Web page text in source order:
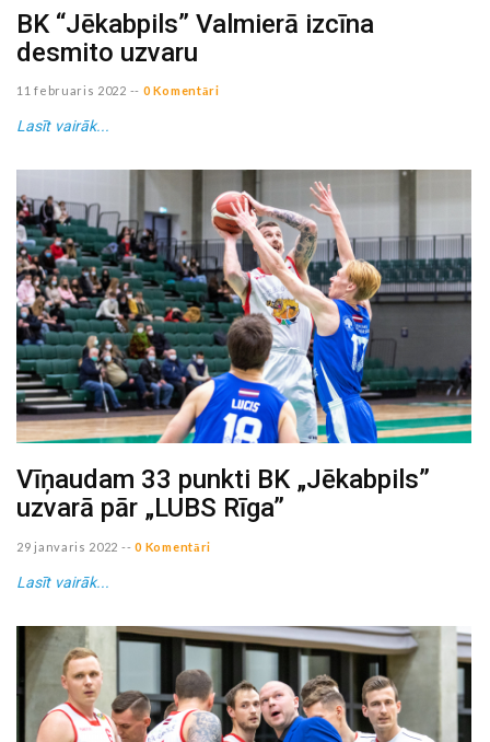
BK “Jēkabpils” Valmierā izcīna
desmito uzvaru
11 februaris 2022 -- 0 Komentāri
Lasīt vairāk...
Vīņaudam 33 punkti BK „Jēkabpils”
uzvarā pār „LUBS Rīga”
29 janvaris 2022 -- 0 Komentāri
Lasīt vairāk...